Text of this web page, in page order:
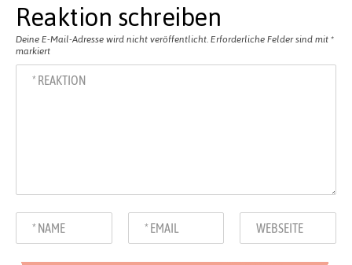
Reaktion schreiben
Deine E-Mail-Adresse wird nicht veröffentlicht. Erforderliche Felder sind mit *
markiert